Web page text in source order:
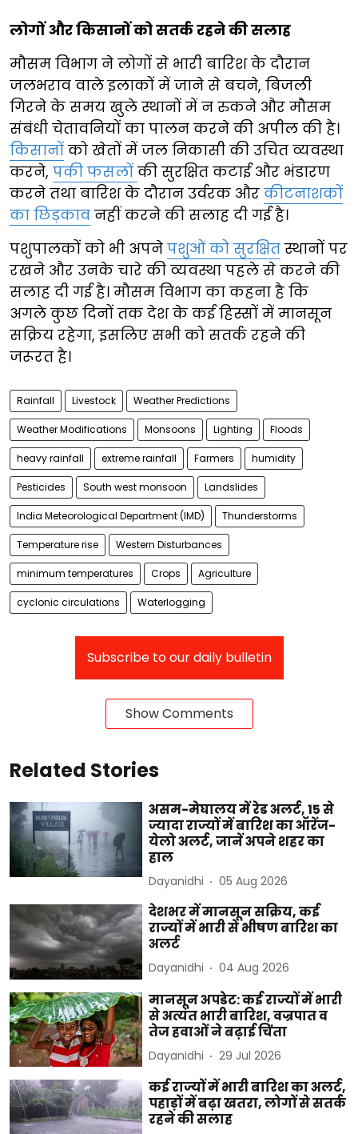
लोगों और किसानों को सतर्क रहने की सलाह
मौसम विभाग ने लोगों से भारी बारिश के दौरान
जलभराव वाले इलाकों में जाने से बचने, बिजली
गिरने के समय खुले स्थानों में न रुकने और मौसम
संबंधी चेतावनियों का पालन करने की अपील की है।
किसानों को खेतों में जल निकासी की उचित व्यवस्था
करने, पकी फसलों की सुरक्षित कटाई और भंडारण
करने तथा बारिश के दौरान उर्वरक और कीटनाशकों
का छिड़काव नहीं करने की सलाह दी गई है।
पशुपालकों को भी अपने पशुओं को सुरक्षितस्थानों पर
रखने और उनके चारे की व्यवस्था पहले से करने की
सलाह दी गई है। मौसम विभाग का कहना है कि
अगले कुछ दिनों तक देश के कई हिस्सों में मानसून
सक्रिय रहेगा, इसलिए सभी को सतर्क रहने की
जरूरत है।
Rainfall Livestock Weather Predictions
Weather Modifications Monsoons Lighting Floods
heavy rainfall extreme rainfall Farmers humidity
Pesticides South west monsoon Landslides
India Meteorological Department (IMD) Thunderstorms
Temperature rise Western Disturbances
minimum temperatures Crops Agriculture
cyclonic circulations Waterlogging
Subscribe to our daily bulletin
Show Comments
Related Stories
असम-मेघालय में रेड अलर्ट, 15 से
ज्यादा राज्यों में बारिश का ऑरेंज-
येलो अलर्ट, जानें अपने शहर का
हाल
Dayanidhi 05 Aug 2026
देशभर में मानसून सक्रिय, कई
राज्यों में भारी से भीषण बारिश का
अलर्ट
Dayanidhi 04 Aug 2026
मानसून अपडेट: कई राज्यों में भारी
से अत्यंत भारी बारिश, वज्रपात व
तेज हवाओं ने बढ़ाई चिंता
Dayanidhi 29 Jul 2026
कई राज्यों में भारी बारिश का अलर्ट,
पहाड़ों में बढ़ा खतरा, लोगों से सतर्क
रहने की सलाह